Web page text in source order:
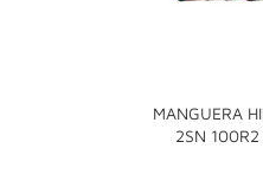
MANGUERA
2SN 100R2